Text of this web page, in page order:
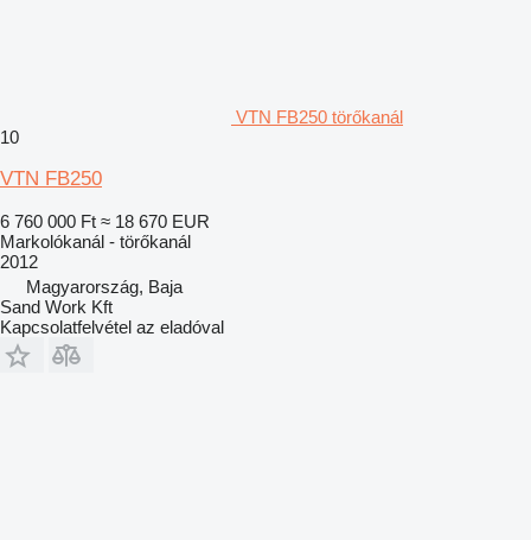
VTN FB250 törőkanál
10
VTN FB250
6 760 000 Ft ≈ 18 670 EUR
Markolókanál - törőkanál
2012
Magyarország, Baja
Sand Work Kft
Kapcsolatfelvétel az eladóval